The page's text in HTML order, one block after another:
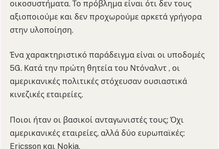
οικοσυστήματα. Το πρόβλημα είναι ότι δεν τους
αξιοποιούμε και δεν προχωρούμε αρκετά γρήγορα
στην υλοποίηση.
Ένα χαρακτηριστικό παράδειγμα είναι οι υποδομές
5G. Κατά την πρώτη θητεία του Ντόναλντ , οι
αμερικανικές πολιτικές στόχευσαν ουσιαστικά
κινεζικές εταιρείες.
Ποιοι ήταν οι βασικοί ανταγωνιστές τους; Όχι
αμερικανικές εταιρείες, αλλά δύο ευρωπαϊκές:
Ericsson και Nokia.